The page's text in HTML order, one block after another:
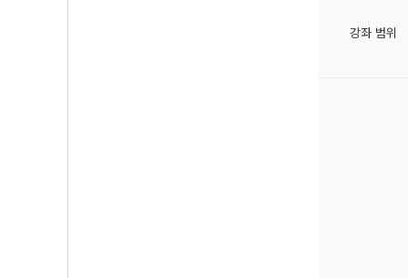
강좌 범위